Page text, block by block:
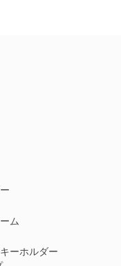
ム
ーホルダー